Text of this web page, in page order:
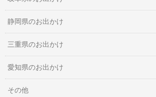
静岡県のお出かけ
三重県のお出かけ
愛知県のお出かけ
その他